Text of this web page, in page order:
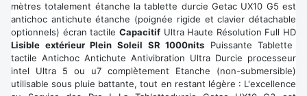
mètres totalement étanche la tablette durcie Getac UX10 G5 est
antichoc antichute étanche (poignée rigide et clavier détachable
optionnels) écran tactile CapacitifUltra Haute Résolution Full HD
Lisible extérieur Plein Soleil SR 1000nits Puissante Tablette
tactile Antichoc Antichute Antivibration Ultra Durcie processeur
intel Ultra 5 ou u7 complètement Etanche (non-submersible)
utilisable sous pluie battante, tout en restant légère : L'excellence